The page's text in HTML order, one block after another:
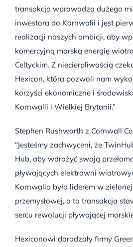
transakcja wprowadza dużego
inwestora do Kornwalii i jest
realizacji naszych ambicji, aby
komercyjną morską energię
Celtyckim. Z niecierpliwością
Hexicon, która pozwoli nam
korzyści ekonomiczne i
Kornwalii i Wielkiej Brytanii.”
Stephen Rushworth z Cornwall
“Jesteśmy zachwyceni, że
Hub, aby wdrożyć swoją
pływających elektrowni
Kornwalia była liderem w
przemysłowej, a ta transakcja
sercu rewolucji pływającej
Hexiconowi doradzały firmy